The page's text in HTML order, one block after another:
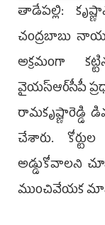
తాడేప‌ల్లి:
చంద్రబాబు
అక్రమంగా
వైయ‌స్ఆర్‌సీపీ
రామకృష్ణారెడ్డి
చేశారు.
అడ్డుకోవాలని
ముంచివేయక